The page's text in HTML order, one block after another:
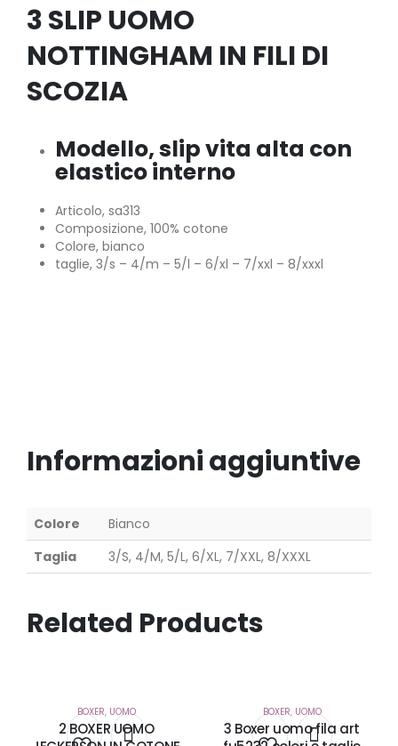
3 SLIP UOMO
NOTTINGHAM IN FILI DI
SCOZIA
Modello, slip vita alta con
elastico interno
Articolo, sa313
Composizione, 100% cotone
Colore, bianco
taglie, 3/s – 4/m – 5/l – 6/xl – 7/xxl – 8/xxxl
Informazioni aggiuntive
Colore
Bianco
Taglia
3/S, 4/M, 5/L, 6/XL, 7/XXL, 8/XXXL
Related Products
BOXER, UOMO
2 BOXER UOMO
BOXER, UOMO
3 Boxer uomo fila art